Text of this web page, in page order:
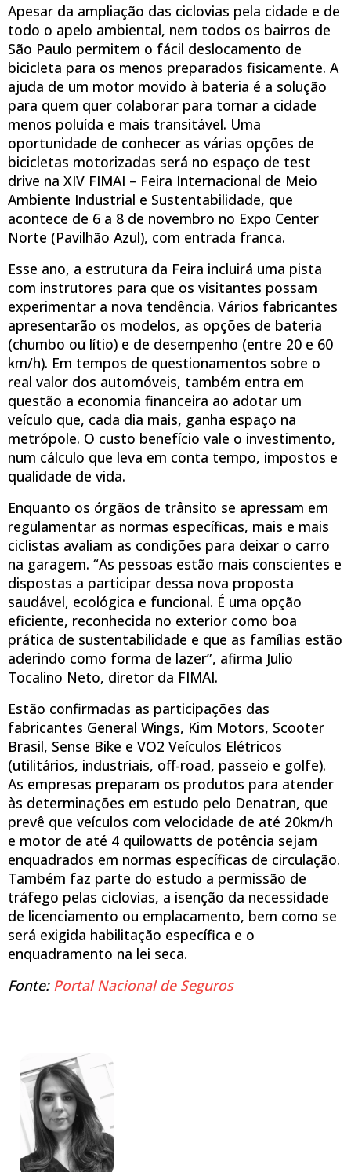
Apesar da ampliação das ciclovias pela cidade e de
todo o apelo ambiental, nem todos os bairros de
São Paulo permitem o fácil deslocamento de
bicicleta para os menos preparados fisicamente. A
ajuda de um motor movido à bateria é a solução
para quem quer colaborar para tornar a cidade
menos poluída e mais transitável. Uma
oportunidade de conhecer as várias opções de
bicicletas motorizadas será no espaço de test
drive na XIV FIMAI – Feira Internacional de Meio
Ambiente Industrial e Sustentabilidade, que
acontece de 6 a 8 de novembro no Expo Center
Norte (Pavilhão Azul), com entrada franca.
Esse ano, a estrutura da Feira incluirá uma pista
com instrutores para que os visitantes possam
experimentar a nova tendência. Vários fabricantes
apresentarão os modelos, as opções de bateria
(chumbo ou lítio) e de desempenho (entre 20 e 60
km/h). Em tempos de questionamentos sobre o
real valor dos automóveis, também entra em
questão a economia financeira ao adotar um
veículo que, cada dia mais, ganha espaço na
metrópole. O custo benefício vale o investimento,
num cálculo que leva em conta tempo, impostos e
qualidade de vida.
Enquanto os órgãos de trânsito se apressam em
regulamentar as normas específicas, mais e mais
ciclistas avaliam as condições para deixar o carro
na garagem. “As pessoas estão mais conscientes e
dispostas a participar dessa nova proposta
saudável, ecológica e funcional. É uma opção
eficiente, reconhecida no exterior como boa
prática de sustentabilidade e que as famílias estão
aderindo como forma de lazer”, afirma Julio
Tocalino Neto, diretor da FIMAI.
Estão confirmadas as participações das
fabricantes General Wings, Kim Motors, Scooter
Brasil, Sense Bike e VO2 Veículos Elétricos
(utilitários, industriais, off-road, passeio e golfe).
As empresas preparam os produtos para atender
às determinações em estudo pelo Denatran, que
prevê que veículos com velocidade de até 20km/h
e motor de até 4 quilowatts de potência sejam
enquadrados em normas específicas de circulação.
Também faz parte do estudo a permissão de
tráfego pelas ciclovias, a isenção da necessidade
de licenciamento ou emplacamento, bem como se
será exigida habilitação específica e o
enquadramento na lei seca.
Fonte: Portal Nacional de Seguros